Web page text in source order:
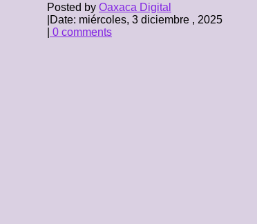
Posted by Oaxaca Digital
Date: miércoles, 3 diciembre , 2025
0 comments